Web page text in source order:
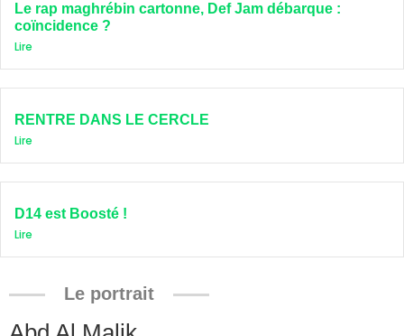
Le rap maghrébin cartonne, Def Jam débarque :
coïncidence ?
Lire
RENTRE DANS LE CERCLE
Lire
D14 est Boosté !
Lire
Le portrait